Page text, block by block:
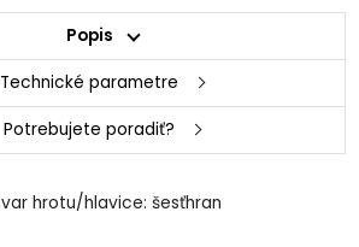
Popis
Technické parametre
Potrebujete poradiť?